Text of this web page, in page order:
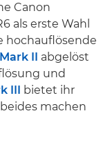
Canon
als erste Wahl
hochauflösende
II
abgelöst
und
III
bietet ihr
machen